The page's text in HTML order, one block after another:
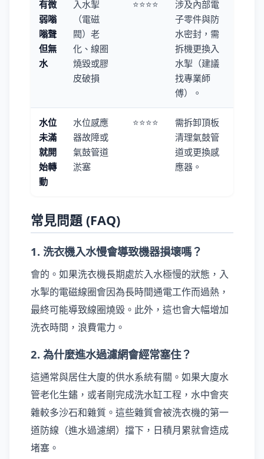
有微
弱嗡
嗡聲
但無
水
入水掣
（電磁
閥）老
化、線圈
燒毀或膠
皮破損
⭐⭐⭐⭐
涉及內部電
子零件與防
水密封，需
拆機更換入
水掣（建議
找專業師
傅）。
水位
未滿
就開
始轉
動
水位感應
器故障或
氣鼓管道
淤塞
⭐⭐⭐⭐
需拆卸頂板
清理氣鼓管
道或更換感
應器。
常見問題 (FAQ)
1. 洗衣機入水慢會導致機器損壞嗎？
會的。如果洗衣機長期處於入水極慢的狀態，入
水掣的電磁線圈會因為長時間通電工作而過熱，
最終可能導致線圈燒毀。此外，這也會大幅增加
洗衣時間，浪費電力。
2. 為什麼進水過濾網會經常塞住？
這通常與居住大廈的供水系統有關。如果大廈水
管老化生鏽，或者剛完成洗水缸工程，水中會夾
雜較多沙石和雜質。這些雜質會被洗衣機的第一
道防線（進水過濾網）擋下，日積月累就會造成
堵塞。